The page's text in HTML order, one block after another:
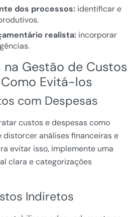
dos processos:identificar e
realista:incorporar
na Gestão de Custos
Evitá-los
com Despesas
custos e despesas como
distorcer análises financeiras e
evitar isso, implemente uma
clara e categorizações
Indiretos